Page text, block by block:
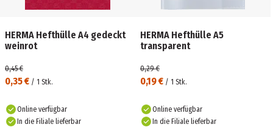
HERMA Hefthülle A4 gedeckt
weinrot
0,35 € / 1 Stk.
0,45 €
Online verfügbar
In die Filiale lieferbar
HERMA Hefthülle A5
transparent
0,19 € / 1 Stk.
0,29 €
Online verfügbar
In die Filiale lieferbar